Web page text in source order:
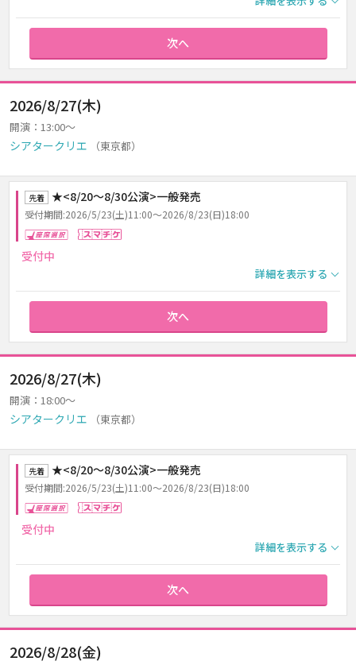
次へ
2026/8/27(木)
開演：13:00～
シアタークリエ （東京都）
先着 ★<8/20～8/30公演>一般発売
受付期間:2026/5/23(土)11:00～2026/8/23(日)18:00
座席選択
受付中
詳細を表示する
次へ
2026/8/27(木)
開演：18:00～
シアタークリエ （東京都）
先着 ★<8/20～8/30公演>一般発売
受付期間:2026/5/23(土)11:00～2026/8/23(日)18:00
座席選択
受付中
詳細を表示する
次へ
2026/8/28(金)